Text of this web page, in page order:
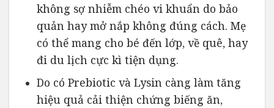
không sợ nhiễm chéo vi khuẩn do bảo
quản hay mở nắp không đúng cách. Mẹ
có thể mang cho bé đến lớp, về quê, hay
đi du lịch cực kì tiện dụng.
Do có Prebiotic và Lysin càng làm tăng
hiệu quả cải thiện chứng biếng ăn,